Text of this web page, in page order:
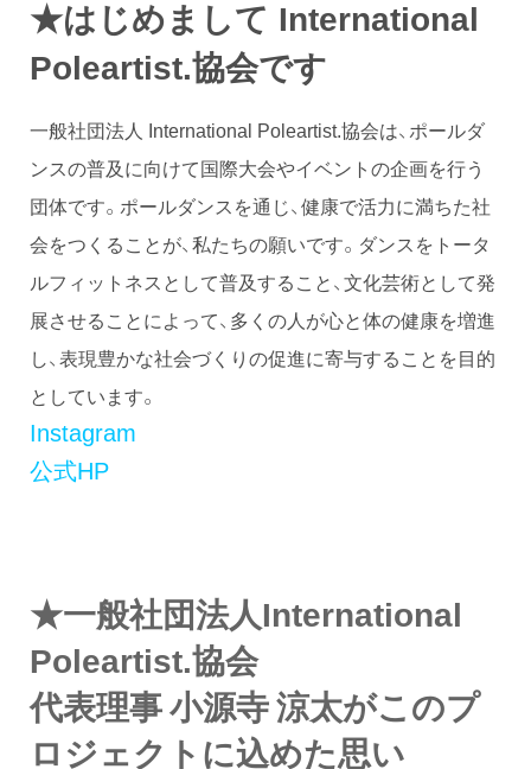
★はじめまして International
Poleartist.協会です
一般社団法人 International Poleartist.協会は、ポールダ
ンスの普及に向けて国際大会やイベントの企画を行う
団体です。ポールダンスを通じ、健康で活力に満ちた社
会をつくることが、私たちの願いです。ダンスをトータ
ルフィットネスとして普及すること、文化芸術として発
展させることによって、多くの人が心と体の健康を増進
し、表現豊かな社会づくりの促進に寄与することを目的
としています。
Instagram
公式HP
★一般社団法人International
Poleartist.協会
代表理事 小源寺 涼太がこのプ
ロジェクトに込めた思い